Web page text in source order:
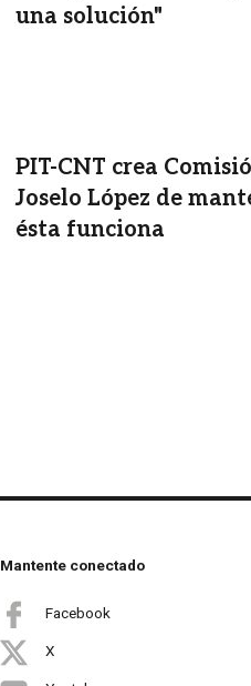
una solución"
PIT-CNT crea
Joselo López de
ésta funciona
Mantente conectado
Facebook
X